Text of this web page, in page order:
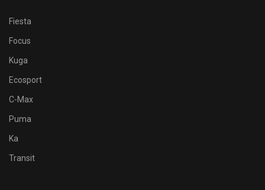
Fiesta
Focus
Kuga
Ecosport
C-Max
Puma
Ka
Transit